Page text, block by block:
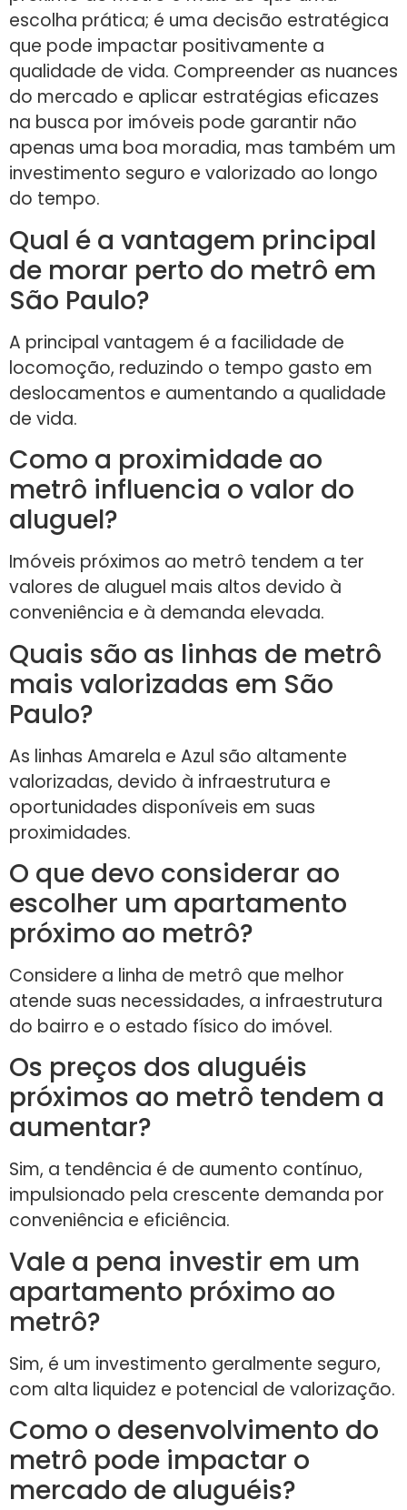
escolha prática; é uma decisão estratégica
que pode impactar positivamente a
qualidade de vida. Compreender as nuances
do mercado e aplicar estratégias eficazes
na busca por imóveis pode garantir não
apenas uma boa moradia, mas também um
investimento seguro e valorizado ao longo
do tempo.
Qual é a vantagem principal
de morar perto do metrô em
São Paulo?
A principal vantagem é a facilidade de
locomoção, reduzindo o tempo gasto em
deslocamentos e aumentando a qualidade
de vida.
Como a proximidade ao
metrô influencia o valor do
aluguel?
Imóveis próximos ao metrô tendem a ter
valores de aluguel mais altos devido à
conveniência e à demanda elevada.
Quais são as linhas de metrô
mais valorizadas em São
Paulo?
As linhas Amarela e Azul são altamente
valorizadas, devido à infraestrutura e
oportunidades disponíveis em suas
proximidades.
O que devo considerar ao
escolher um apartamento
próximo ao metrô?
Considere a linha de metrô que melhor
atende suas necessidades, a infraestrutura
do bairro e o estado físico do imóvel.
Os preços dos aluguéis
próximos ao metrô tendem a
aumentar?
Sim, a tendência é de aumento contínuo,
impulsionado pela crescente demanda por
conveniência e eficiência.
Vale a pena investir em um
apartamento próximo ao
metrô?
Sim, é um investimento geralmente seguro,
com alta liquidez e potencial de valorização.
Como o desenvolvimento do
metrô pode impactar o
mercado de aluguéis?